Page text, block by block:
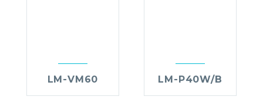
LM-VM60 LM-P40W/B